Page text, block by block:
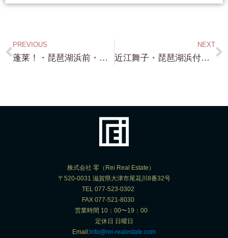
PREVIOUS
蓬莱！・琵琶湖浜前・約735坪・前面の琵琶湖の浜使えます！・広いが故に お値段割安（笑）勿論 建物建設可能！
NEXT
近江舞子・琵琶湖浜付き・ボートドック付き・自宅からボートが出せる・約719坪・近江舞子の一等地です！
株式会社 零（Rei Real Estate）
〒520-0031 滋賀県大津市尾花川8番32号
TEL 077-523-0302
FAX 077-521-8030
営業時間 10：00〜19：00
定休日 日曜日
Email:info@rei-realestate.com